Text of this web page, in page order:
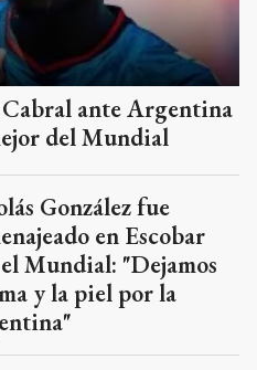
ante Argentina
del Mundial
González fue
en Escobar
Mundial: "Dejamos
y la piel por la